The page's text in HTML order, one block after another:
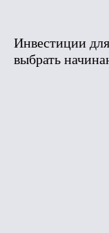
Инвестиции
выбрать